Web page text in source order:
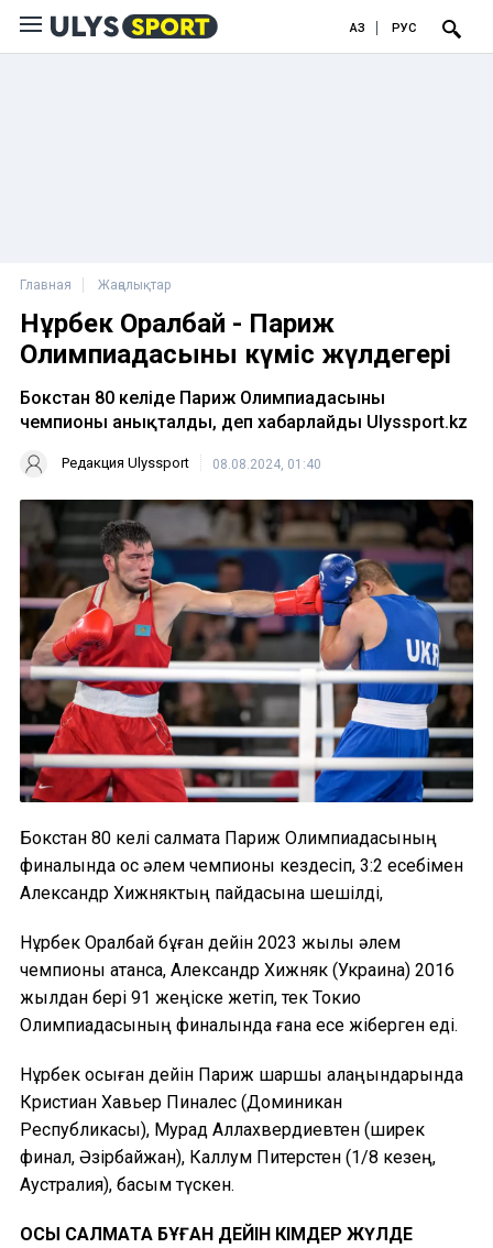
ҚАЗ РУС
Главная Жаңалықтар
Нұрбек Оралбай - Париж
Олимпиадасының күміс жүлдегері
Бокстан 80 келіде Париж Олимпиадасының
чемпионы анықталды, деп хабарлайды Ulyssport.kz
Редакция Ulyssport 08.08.2024, 01:40
Бокстан 80 келі салмақта Париж Олимпиадасының
финалында қос әлем чемпионы кездесіп, 3:2 есебімен
Александр Хижняктың пайдасына шешілді,
Нұрбек Оралбай бұған дейін 2023 жылы әлем
чемпионы атанса, Александр Хижняк (Украина) 2016
жылдан бері 91 жеңіске жетіп, тек Токио
Олимпиадасының финалында ғана есе жіберген еді.
Нұрбек осыған дейін Париж шаршы алаңындарында
Кристиан Хавьер Пиналес (Доминикан
Республикасы), Мурад Аллахвердиевтен (ширек
финал, Әзірбайжан), Каллум Питерстен (1/8 кезең,
Аустралия), басым түскен.
ОСЫ САЛМАҚТА БҰҒАН ДЕЙІН КІМДЕР ЖҮЛДЕ